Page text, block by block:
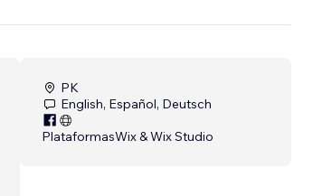
PK
English, Español, Deutsch
PlataformasWix & Wix Studio